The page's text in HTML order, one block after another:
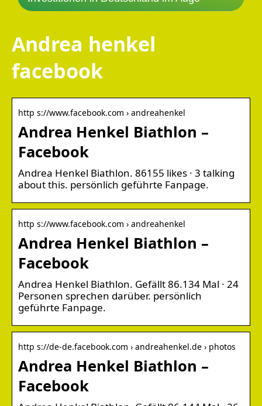
Andrea henkel
facebook
http s://www.facebook.com › andreahenkel
Andrea Henkel Biathlon –
Facebook
Andrea Henkel Biathlon. 86155 likes · 3 talking
about this. persönlich geführte Fanpage.
http s://www.facebook.com › andreahenkel
Andrea Henkel Biathlon –
Facebook
Andrea Henkel Biathlon. Gefällt 86.134 Mal · 24
Personen sprechen darüber. persönlich
geführte Fanpage.
http s://de-de.facebook.com › andreahenkel.de › photos
Andrea Henkel Biathlon –
Facebook